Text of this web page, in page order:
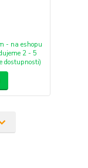
- na eshopu
2 - 5
dostupnosti)